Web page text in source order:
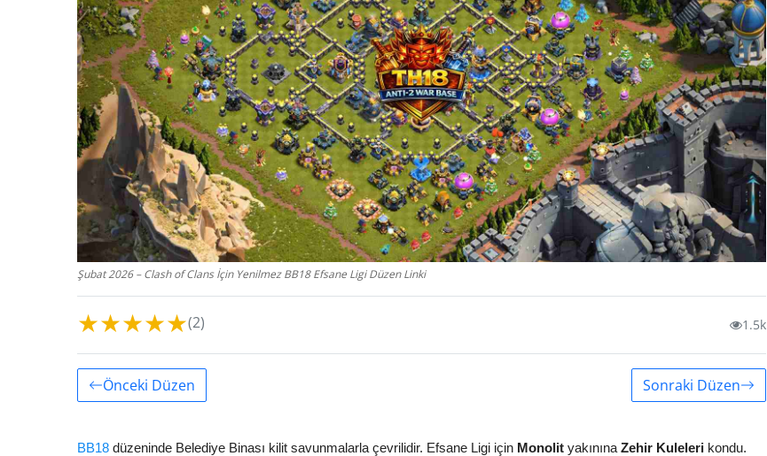
Şubat 2026 – Clash of Clans İçin Yenilmez BB18 Efsane Ligi Düzen Linki
★★★★★(2) 1.5k
Önceki Düzen Sonraki Düzen
BB18 düzeninde Belediye Binası kilit savunmalarla çevrilidir. Efsane Ligi için Monolit yakınına Zehir Kuleleri kondu.